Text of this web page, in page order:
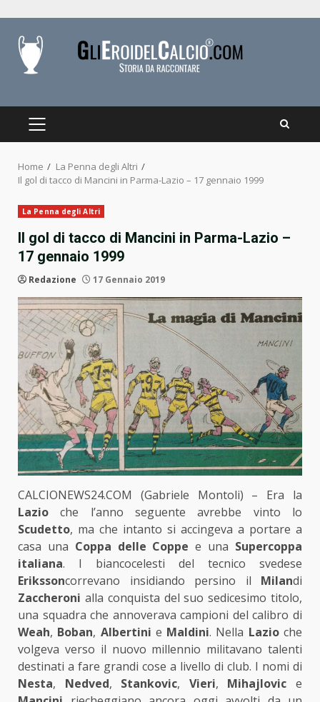
content
PRIMARY
Home
La Penna degli Altri
Il gol di tacco di Mancini in Parma-Lazio – 17 gennaio 1999
La Penna degli Altri
Il gol di tacco di Mancini in Parma-Lazio –
17 gennaio 1999
Redazione 17 Gennaio 2019
CALCIONEWS24.COM (Gabriele Montoli) – Era la
Lazio che l’anno seguente avrebbe vinto lo
Scudetto, ma che intanto si accingeva a portare a
casa una Coppa delle Coppe e una Supercoppa
italiana. I biancocelesti del tecnico svedese
Erikssoncorrevano insidiando persino il Milandi
Zaccheroni alla conquista del suo sedicesimo titolo,
una squadra che annoverava campioni del calibro di
Weah, Boban, Albertini e Maldini. Nella Lazioche
volgeva verso il nuovo millennio militavano talenti
destinati a fare grandi cose a livello di club. I nomi di
Nesta, Nedved, Stankovic, Vieri, Mihajlovic e